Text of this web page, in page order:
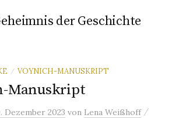
der Geschichte
/ VOYNICH-MANUSKRIPT
Manuskript
Dezember 2023 von Lena Weißhoff /